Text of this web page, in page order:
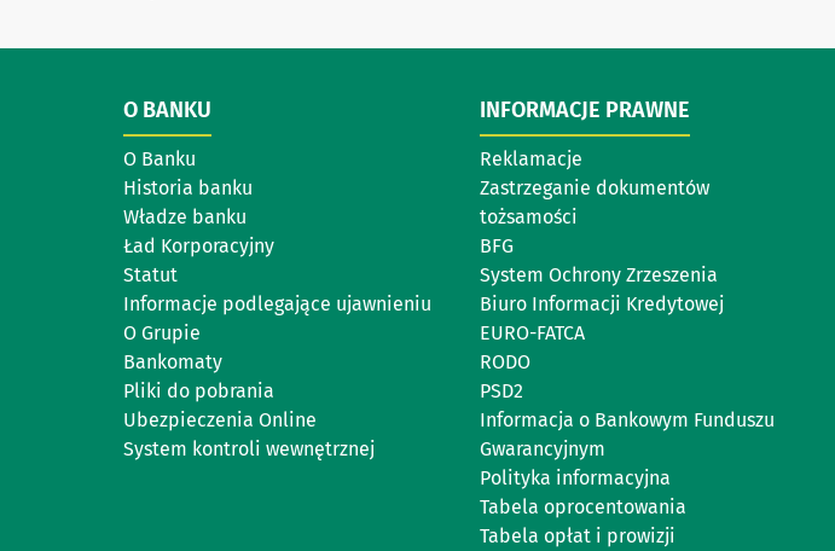
O BANKU
O Banku
Historia banku
Władze banku
Ład Korporacyjny
Statut
Informacje podlegające ujawnieniu
O Grupie
Bankomaty
Pliki do pobrania
Ubezpieczenia Online
System kontroli wewnętrznej
INFORMACJE PRAWNE
Reklamacje
Zastrzeganie dokumentów
tożsamości
BFG
System Ochrony Zrzeszenia
Biuro Informacji Kredytowej
EURO-FATCA
RODO
PSD2
Informacja o Bankowym Funduszu
Gwarancyjnym
Polityka informacyjna
Tabela oprocentowania
Tabela opłat i prowizji